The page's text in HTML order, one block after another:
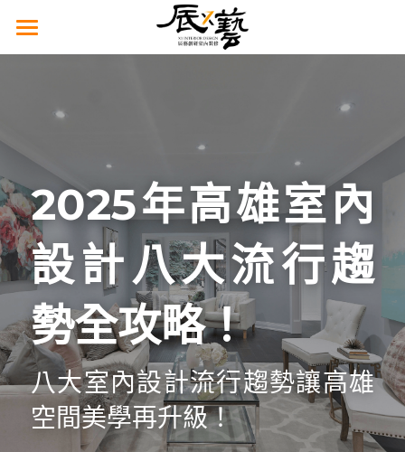
高雄辰藝
商業空間
豪宅設計
泥作將匠
台南辰藝
走進辰藝
品牌故事
服務內容
設計學苑
辰藝部落
找到我們
2025年高雄室內
設計八大流行趨
勢全攻略！
八大室內設計流行趨勢讓高雄
空間美學再升級！